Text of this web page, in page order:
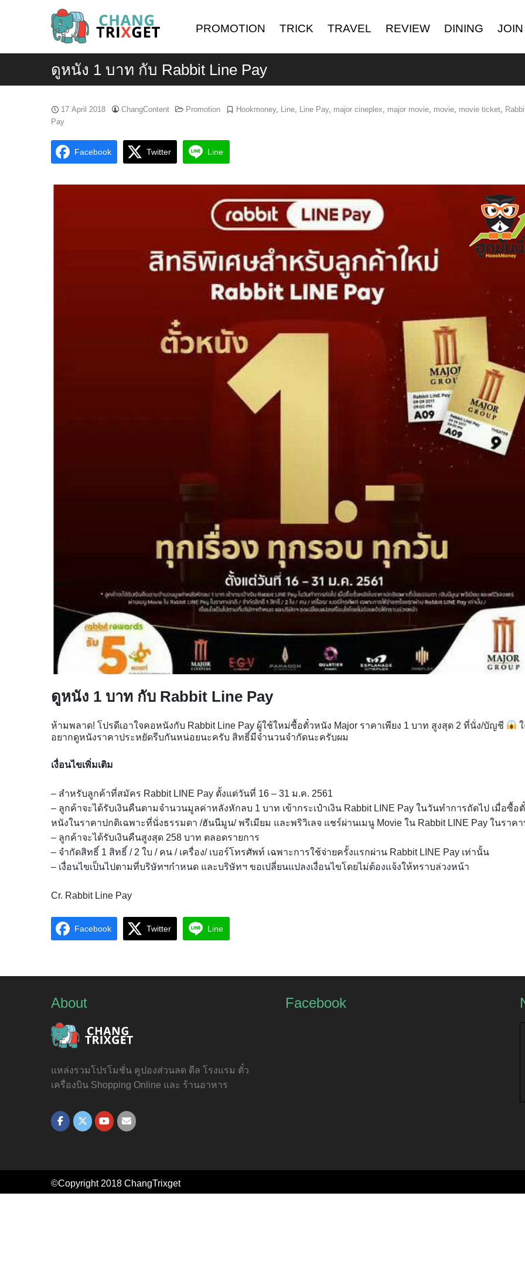
PROMOTION TRICK TRAVEL REVIEW DINING
ดูหนัง 1 บาท กับ Rabbit Line Pay
17 April 2018 ChangContent Promotion Hookmoney, Line, Line Pay, major cineplex, major movie, movie, movie ticket,
Pay
Facebook Twitter Line
ดูหนัง 1 บาท กับ Rabbit Line Pay
ห้ามพลาด! โปรดีเอาใจคอหนังกับ Rabbit Line Pay ผู้ใช้ใหม่ซื้อตั๋วหนัง Major ราคาเพียง 1 บาท สูงสุด 2 ที่นั่ง/บัญชี
อยากดูหนังราคาประหยัดรีบกันหน่อยนะครับ สิทธิ์มีจำนวนจำกัดนะครับผม
เงื่อนไขเพิ่มเติม
– สำหรับลูกค้าที่สมัคร Rabbit LINE Pay ตั้งแต่วันที่ 16 – 31 ม.ค. 2561
– ลูกค้าจะได้รับเงินคืนตามจำนวนมูลค่าหลังหักลบ 1 บาท เข้ากระเป๋าเงิน Rabbit LINE Pay ในวันทำการถัดไป เมื่อซื้อ
หนังในราคาปกติเฉพาะที่นั่งธรรมดา /ฮันนีมูน/ พรีเมียม และพริวิเลจ แชร์ผ่านเมนู Movie ใน Rabbit LINE Pay ในราค
– ลูกค้าจะได้รับเงินคืนสูงสุด 258 บาท ตลอดรายการ
– จำกัดสิทธิ์ 1 สิทธิ์ / 2 ใบ / คน / เครื่อง/ เบอร์โทรศัพท์ เฉพาะการใช้จ่ายครั้งแรกผ่าน Rabbit LINE Pay เท่านั้น
– เงื่อนไขเป็นไปตามที่บริษัทฯกำหนด และบริษัทฯ ขอเปลี่ยนแปลงเงื่อนไขโดยไม่ต้องแจ้งให้ทราบล่วงหน้า
Cr. Rabbit Line Pay
Facebook Twitter Line
About
แหล่งรวมโปรโมชั่น คูปองส่วนลด ดีล โรงแรม ตั๋ว
เครื่องบิน Shopping Online และ ร้านอาหาร
Facebook
©Copyright 2018 ChangTrixget